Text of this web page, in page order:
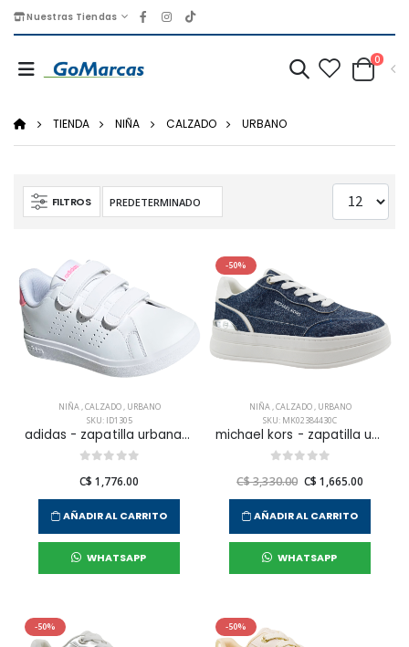
Nuestras Tiendas
0
TIENDA NIÑA CALZADO URBANO
FILTROS
NIÑA,CALZADO, URBANO
SKU: ID1305
adidas - zapatilla urbana advantage base 2.0 para niña junior
C$ 1,776.00
AÑADIR AL CARRITO
WHATSAPP
-50%
NIÑA,CALZADO, URBANO
SKU: MK02384430C
michael kors - zapatilla urnbana hayes para niña junior
C$ 3,330.00 C$ 1,665.00
AÑADIR AL CARRITO
WHATSAPP
-50% -50%